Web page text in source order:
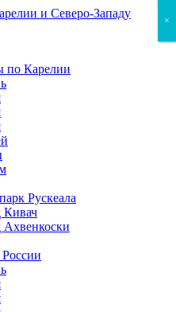
по Карелии
Рускеала
Кивач
Ахвенкоски
×
×
×